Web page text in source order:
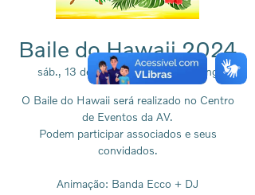
Baile do Hawaii 2024
sáb., 13 de abr.
  |
Associação Viking
O Baile do Hawaii será realizado no Centro
de Eventos da AV.
Podem participar associados e seus
convidados.
Animação: Banda Ecco + DJ